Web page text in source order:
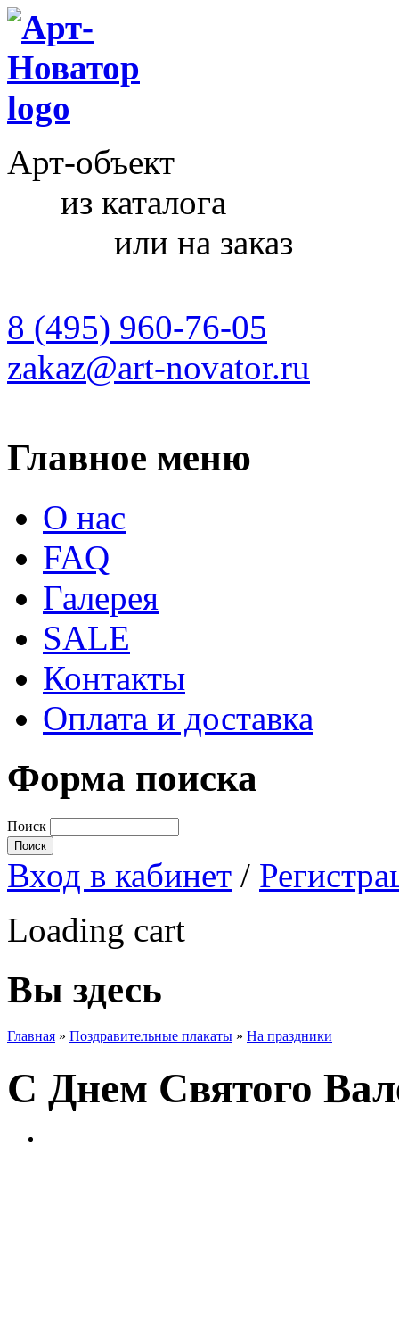
Арт-объект
из каталога
или на заказ
8 (495) 960-76-05
zakaz@art-novator.ru
Главное меню
О нас
FAQ
Галерея
SALE
Контакты
Оплата и доставка
Форма поиска
Поиск
Вход в кабинет /
Loading cart
Вы здесь
Главная » Поздравительные плакаты » На праздники
С Днем Святого